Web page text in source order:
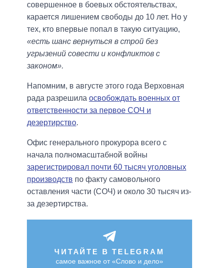
совершенное в боевых обстоятельствах,
карается лишением свободы до 10 лет. Но у
тех, кто впервые попал в такую ситуацию,
«есть шанс вернуться в строй без
угрызений совести и конфликтов с
законом».
Напомним, в августе этого года Верховная
рада разрешила освобождать военных от
ответственности за первое СОЧ и
дезертирство.
Офис генерального прокурора всего с
начала полномасштабной войны
зарегистрировал почти 60 тысяч уголовных
производств по факту самовольного
оставления части (СОЧ) и около 30 тысяч из-
за дезертирства.
ЧИТАЙТЕ В TELEGRAM
самое важное от «Слово и дело»